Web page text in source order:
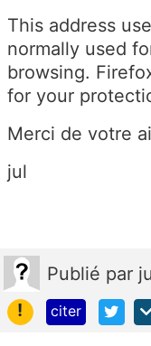
This address
normally used
browsing.
for your
Merci de votre
jul
Publié par
!
citer